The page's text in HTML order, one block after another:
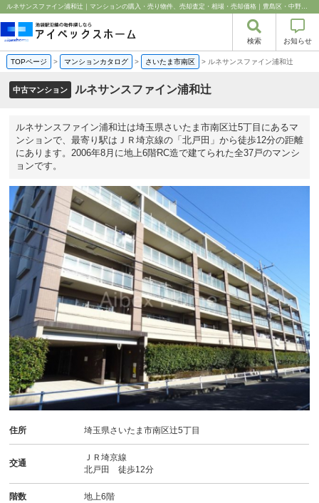
ルネサンスファイン浦和辻｜マンションの購入・売り物件、売却査定・相場・売却価格｜豊島区・中野区・新宿区の中古マンション・リノベーション情報なら池袋のアイベックスホーム！
検索 お知らせ
TOPページ > マンションカタログ > さいたま市南区 > ルネサンスファイン浦和辻
中古マンション ルネサンスファイン浦和辻
ルネサンスファイン浦和辻は埼玉県さいたま市南区辻5丁目にあるマ
ンションで、最寄り駅はＪＲ埼京線の「北戸田」から徒歩12分の距離
にあります。2006年8月に地上6階RC造で建てられた全37戸のマンシ
ョンです。
住所 埼玉県さいたま市南区辻5丁目
交通
ＪＲ埼京線
北戸田 徒歩12分
階数 地上6階